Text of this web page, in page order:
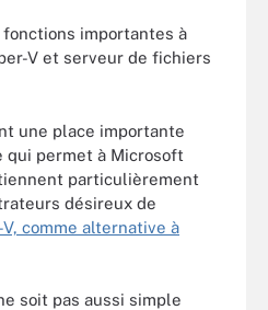
importantes à
V et serveur de fichiers
une place importante
qui permet à Microsoft
particulièrement
désireux de
V, comme alternative à
soit pas aussi simple